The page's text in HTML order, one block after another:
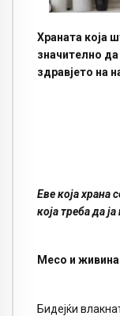
Храната која
значително
здравјето на
Еве која храна
која треба да
Месо и
Бидејќи